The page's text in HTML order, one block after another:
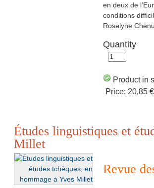
en deux de
conditions
Roselyne
Quantity
Product in
Price: 20,85 €
Études linguistiques et
Millet
Revue